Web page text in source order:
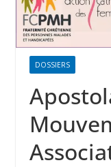
DOSSIERS